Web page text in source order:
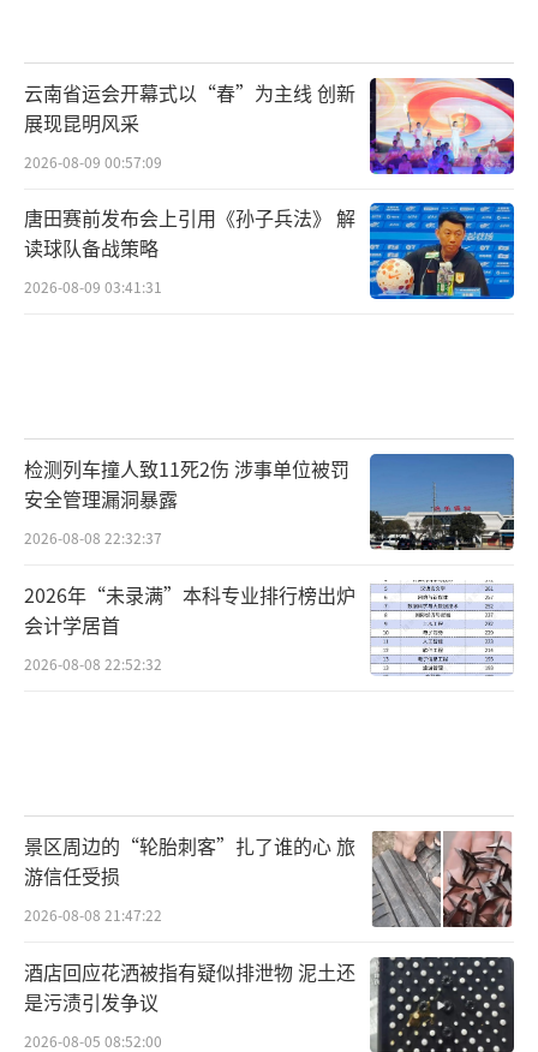
云南省运会开幕式以“春”为主线 创新
展现昆明风采
2026-08-09 00:57:09
唐田赛前发布会上引用《孙子兵法》 解
读球队备战策略
2026-08-09 03:41:31
检测列车撞人致11死2伤 涉事单位被罚
安全管理漏洞暴露
2026-08-08 22:32:37
2026年“未录满”本科专业排行榜出炉
会计学居首
2026-08-08 22:52:32
景区周边的“轮胎刺客”扎了谁的心 旅
游信任受损
2026-08-08 21:47:22
酒店回应花洒被指有疑似排泄物 泥土还
是污渍引发争议
2026-08-05 08:52:00